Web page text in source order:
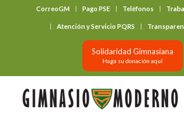
CorreoGM Pago PSE Teléfonos
Atención y Servicio PQRS
Solidaridad Gimnasiana
Haga su donación aquí